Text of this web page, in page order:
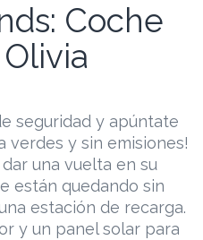
Coche
seguridad y apúntate
verdes y sin emisiones!
una vuelta en su
están quedando sin
estación de recarga.
y un panel solar para